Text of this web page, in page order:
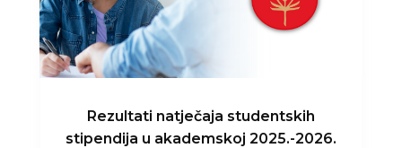
Rezultati natječaja studentskih
stipendija u akademskoj 2025.-2026.